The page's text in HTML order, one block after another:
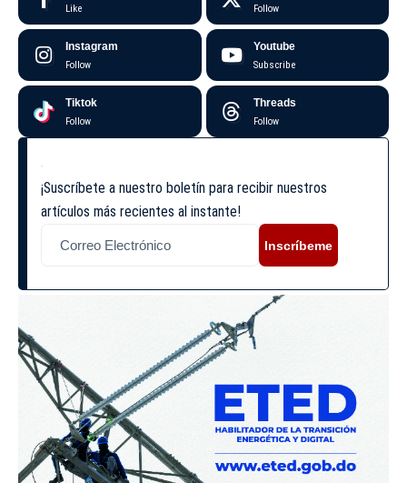
Like Follow
Instagram
Follow
Youtube
Subscribe
Tiktok
Follow
Threads
Follow
¡Suscríbete a nuestro boletín para recibir nuestros
artículos más recientes al instante!
Inscríbeme